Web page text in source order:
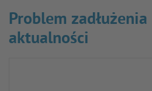
Problem
aktualności